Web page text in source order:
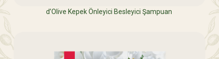
d’Olive Kepek Önleyici Besleyici Şampuan